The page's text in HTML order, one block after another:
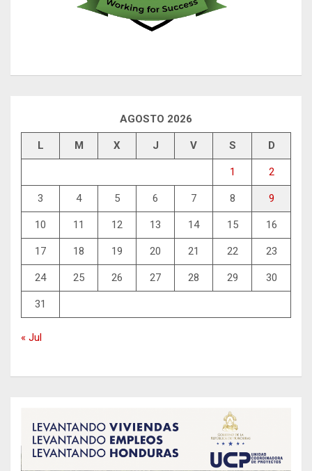
AGOSTO 2026
L M X J V S D
1 2
3 4 5 6 7 8 9
10 11 12 13 14 15 16
17 18 19 20 21 22 23
24 25 26 27 28 29 30
31
« Jul